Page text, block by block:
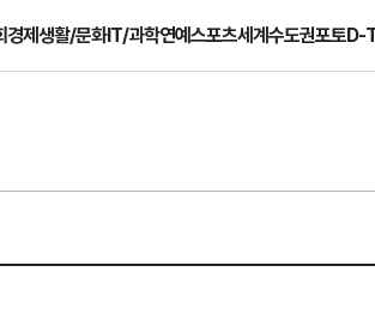
경제생활/문화IT/과학연예스포츠세계수도권포토D-